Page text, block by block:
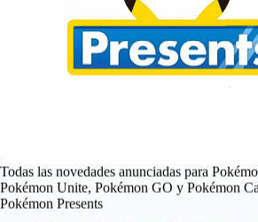
Todas las novedades anunciadas para
Pokémon Unite, Pokémon GO y Pokémon
Pokémon Presents